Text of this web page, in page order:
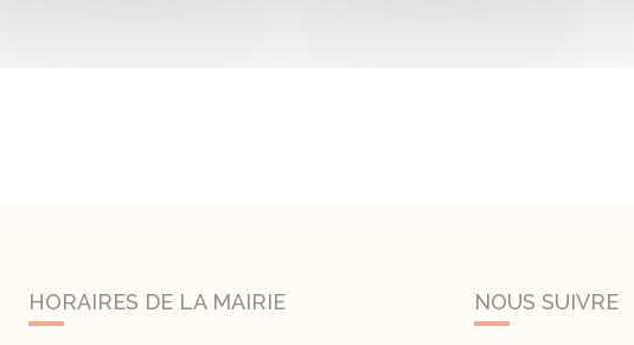
HORAIRES DE LA MAIRIE NOUS SUIVRE